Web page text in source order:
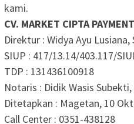
kami.
CV. MARKET CIPTA PAYMENT
Direktur : Widya Ayu Lusiana,
SIUP : 417/13.14/403.117/
TDP : 131436100918
Notaris : Didik Wasis Subekti,
Ditetapkan : Magetan, 10
Call Center : 0351-438128